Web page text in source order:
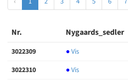
Nr. Nygaards_sedler
3022309 ●Vis
3022310
●Vis